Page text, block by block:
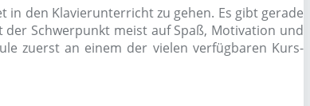
den Klavierunterricht zu gehen. Es gibt gerade
Schwerpunkt meist auf Spaß, Motivation und
zuerst an einem der vielen verfügbaren Kurs-